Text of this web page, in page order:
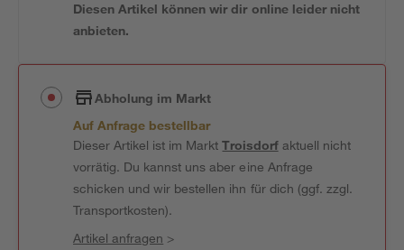
Diesen Artikel können wir dir online leider nicht
anbieten.
Abholung im Markt
Auf Anfrage bestellbar
Dieser Artikel ist im MarktTroisdorfaktuell nicht
vorrätig. Du kannst uns aber eine Anfrage
schicken und wir bestellen ihn für dich (ggf. zzgl.
Transportkosten).
Artikel anfragen >